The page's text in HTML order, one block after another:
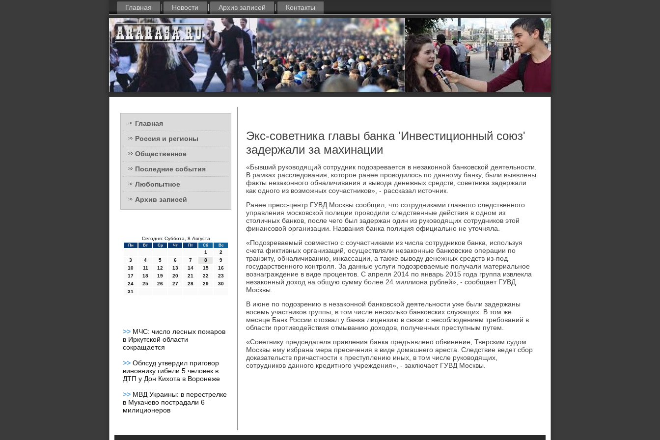
Главная Новости Архив записей Контакты
Главная
Россия и регионы
Общественное
Последние события
Любопытное
Архив записей
Сегодня: Суббота, 8 Августа
Пн Вт Ср Чт Пт Сб Вс
1
2
3
4 5 6 7 8
9
10
11 12 13 14 15
16
17
18 19 20 21 22
23
24
25 26 27 28 29
30
31
>> МЧС: число лесных пожаров
в Иркутской области
сокращается
>> Облсуд утвердил приговор
виновнику гибели 5 человек в
ДТП у Дон Кихота в Воронеже
>> МВД Украины: в перестрелке
в Мукачево пострадали 6
милиционеров
Экс-советника главы банка 'Инвестиционный союз'
задержали за махинации
«Бывший руководящий сотрудник подозревается в незаконной банковской деятельности.
В рамках расследования, которое ранее проводилось по данному банку, были выявлены
факты незаконного обналичивания и вывода денежных средств, советника задержали
как одного из возможных соучастников», - рассказал источник.
Ранее пресс-центр ГУВД Москвы сообщил, что сотрудниками главного следственного
управления московской полиции проводили следственные действия в одном из
столичных банков, после чего был задержан один из руководящих сотрудников этой
финансовой организации. Названия банка полиция официально не уточняла.
«Подозреваемый совместно с соучастниками из числа сотрудников банка, используя
счета фиктивных организаций, осуществляли незаконные банковские операции по
транзиту, обналичиванию, инкассации, а также выводу денежных средств из-под
государственного контроля. За данные услуги подозреваемые получали материальное
вознаграждение в виде процентов. С апреля 2014 по январь 2015 года группа извлекла
незаконный доход на общую сумму более 24 миллиона рублей», - сообщает ГУВД
Москвы.
В июне по подозрению в незаконной банковской деятельности уже были задержаны
восемь участников группы, в том числе несколько банковских служащих. В том же
месяце Банк России отозвал у банка лицензию в связи с несоблюдением требований в
области противодействия отмыванию доходов, полученных преступным путем.
«Советнику председателя правления банка предъявлено обвинение, Тверским судом
Москвы ему избрана мера пресечения в виде домашнего ареста. Следствие ведет сбор
доказательств причастности к преступлению иных, в том числе руководящих,
сотрудников данного кредитного учреждения», - заключает ГУВД Москвы.